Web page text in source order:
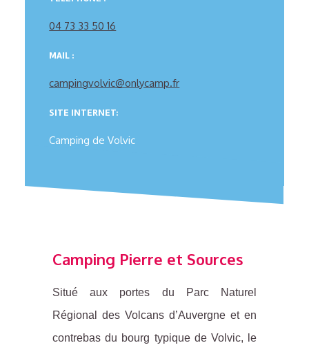
04 73 33 50 16
MAIL :
campingvolvic@onlycamp.fr
SITE INTERNET:
Camping de Volvic
Camping Pierre et Sources
Situé aux portes du Parc Naturel
Régional des Volcans d’Auvergne et en
contrebas du bourg typique de Volvic, le